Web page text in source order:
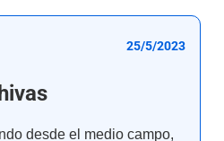
25/5/2023
desde el medio campo,